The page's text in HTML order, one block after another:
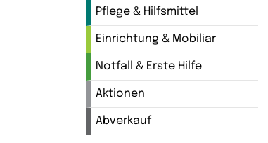
Pflege & Hilfsmittel
Einrichtung & Mobiliar
Notfall & Erste Hilfe
Aktionen
Abverkauf